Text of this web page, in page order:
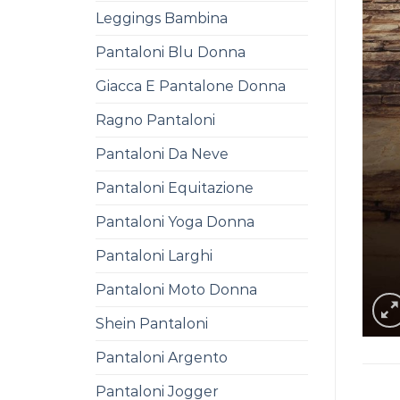
Leggings Bambina
Pantaloni Blu Donna
Giacca E Pantalone Donna
Ragno Pantaloni
Pantaloni Da Neve
Pantaloni Equitazione
Pantaloni Yoga Donna
Pantaloni Larghi
Pantaloni Moto Donna
Shein Pantaloni
Pantaloni Argento
Pantaloni Jogger